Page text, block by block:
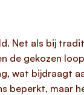
Net als bij
de gekozen
wat bijdraagt
beperkt, maar